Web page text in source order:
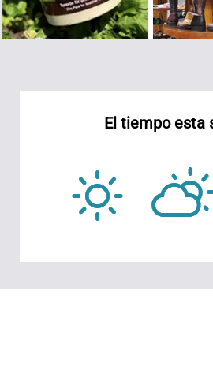
El tiempo esta